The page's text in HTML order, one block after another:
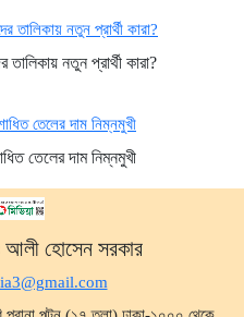
তালিকায় নতুন প্রার্থী কারা?
তেলের দাম নিম্নমুখী
আলী হোসেন সরকার